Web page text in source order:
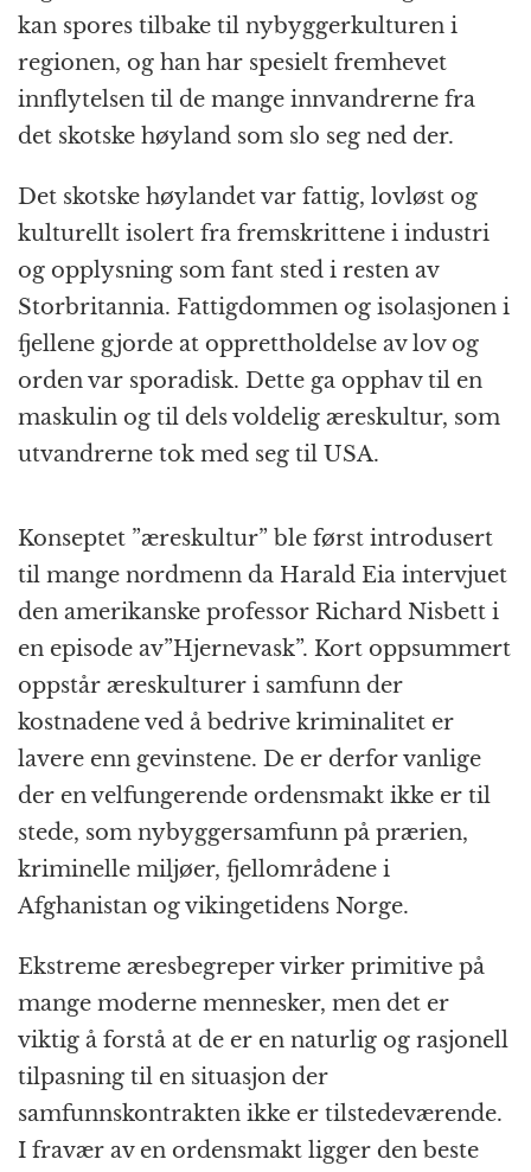
kan spores tilbake til nybyggerkulturen i
regionen, og han har spesielt fremhevet
innflytelsen til de mange innvandrerne fra
det skotske høyland som slo seg ned der.
Det skotske høylandet var fattig, lovløst og
kulturellt isolert fra fremskrittene i industri
og opplysning som fant sted i resten av
Storbritannia. Fattigdommen og isolasjonen i
fjellene gjorde at opprettholdelse av lov og
orden var sporadisk. Dette ga opphav til en
maskulin og til dels voldelig æreskultur, som
utvandrerne tok med seg til USA.
Konseptet ”æreskultur” ble først introdusert
til mange nordmenn da Harald Eia intervjuet
den amerikanske professor Richard Nisbett i
en episode av”Hjernevask”. Kort oppsummert
oppstår æreskulturer i samfunn der
kostnadene ved å bedrive kriminalitet er
lavere enn gevinstene. De er derfor vanlige
der en velfungerende ordensmakt ikke er til
stede, som nybyggersamfunn på prærien,
kriminelle miljøer, fjellområdene i
Afghanistan og vikingetidens Norge.
Ekstreme æresbegreper virker primitive på
mange moderne mennesker, men det er
viktig å forstå at de er en naturlig og rasjonell
tilpasning til en situasjon der
samfunnskontrakten ikke er tilstedeværende.
I fravær av en ordensmakt ligger den beste